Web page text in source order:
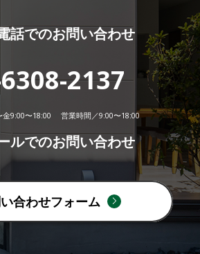
話でのお問い合わせ
2137
金9:00〜18:00 営業時間／9:00〜18:00
ルでのお問い合わせ
合わせフォーム